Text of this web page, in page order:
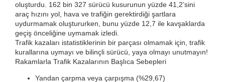
oluşturdu. 162 bin 327 sürücü kusurunun yüzde 41,2’sini
araç hızını yol, hava ve trafiğin gerektirdiği şartlara
uydurmamak oluştururken, bunu yüzde 12,7 ile kavşaklarda
geçiş önceliğine uymamak izledi.
Trafik kazaları istatistiklerinin bir parçası olmamak için, trafik
kurallarına uymayı ve bilinçli sürücü, yaya olmayı unutmayın!
Rakamlarla Trafik Kazalarının Başlıca Sebepleri
Yandan çarpma veya çarpışma (%29,67)